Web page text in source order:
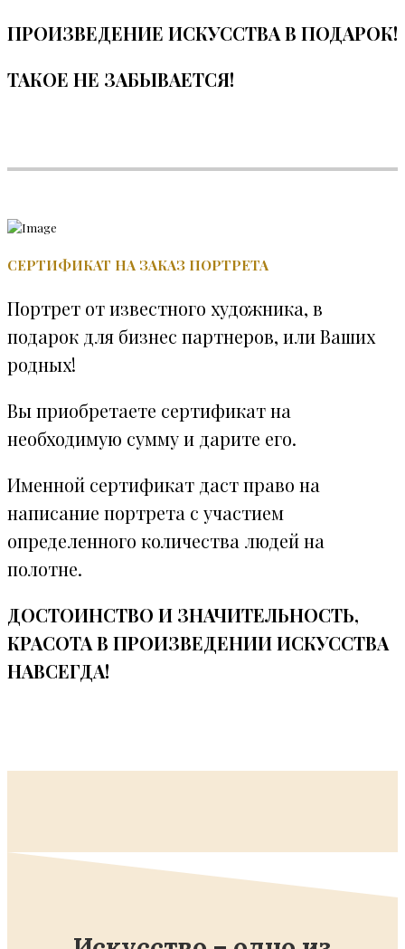
ПРОИЗВЕДЕНИЕ ИСКУССТВА В ПОДАРОК!
ТАКОЕ НЕ ЗАБЫВАЕТСЯ!
СЕРТИФИКАТ НА ЗАКАЗ ПОРТРЕТА
Портрет от известного художника, в
подарок для бизнес партнеров, или Ваших
родных!
Вы приобретаете сертификат на
необходимую сумму и дарите его.
Именной сертификат даст право на
написание портрета с участием
определенного количества людей на
полотне.
ДОСТОИНСТВО И ЗНАЧИТЕЛЬНОСТЬ,
КРАСОТА В ПРОИЗВЕДЕНИИ ИСКУССТВА
НАВСЕГДА!